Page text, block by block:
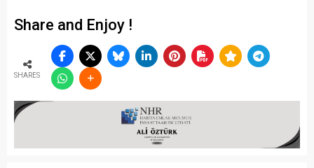
Share and Enjoy !
SHARES